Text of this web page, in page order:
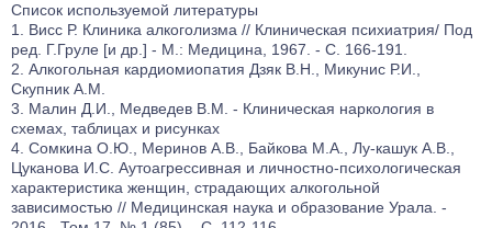
Список используемой литературы
Висс Р. Клиника алкоголизма // Клиническая психиатрия/ Под
ред. Г.Груле [и др.] - М.: Медицина, 1967. - С. 166-191.
Алкогольная кардиомиопатия Дзяк В.Н., Микунис Р.И.,
Скупник А.М.
Малин Д.И., Медведев В.М. - Клиническая наркология в
схемах, таблицах и рисунках
Сомкина О.Ю., Меринов А.В., Байкова М.А., Лу-кашук А.В.,
Цуканова И.С. Аутоагрессивная и личностно-психологическая
характеристика женщин, страдающих алкогольной
зависимостью // Медицинская наука и образование Урала. -